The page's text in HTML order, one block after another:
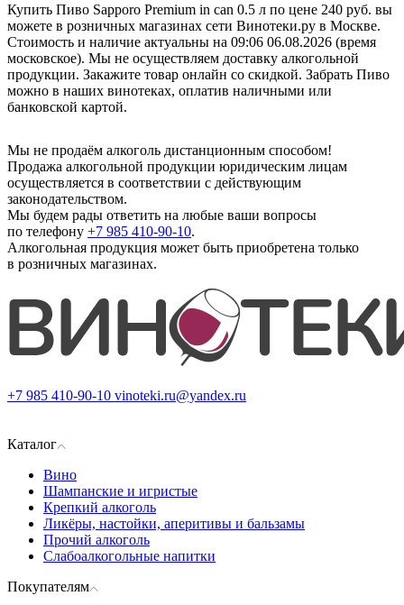
Купить Пиво Sapporo Premium in can 0.5 л по цене 240 руб. вы
можете в розничных магазинах сети Винотеки.ру в Москве.
Стоимость и наличие актуальны на 09:06 06.08.2026 (время
московское). Мы не осуществляем доставку алкогольной
продукции. Закажите товар онлайн со скидкой. Забрать Пиво
можно в наших винотеках, оплатив наличными или
банковской картой.
Мы не продаём алкоголь дистанционным способом!
Продажа алкогольной продукции юридическим лицам
осуществляется в соответствии с действующим
законодательством.
Мы будем рады ответить на любые ваши вопросы
по телефону +7 985 410-90-10.
Алкогольная продукция может быть приобретена только
в розничных магазинах.
+7 985 410-90-10 vinoteki.ru@yandex.ru
Каталог
Вино
Шампанские и игристые
Крепкий алкоголь
Ликёры, настойки, аперитивы и бальзамы
Прочий алкоголь
Слабоалкогольные напитки
Покупателям